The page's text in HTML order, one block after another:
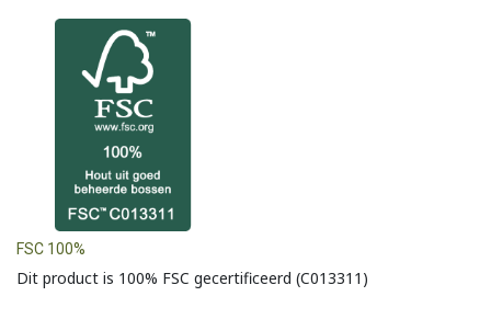
FSC 100%
Dit product is 100% FSC gecertificeerd (C013311)